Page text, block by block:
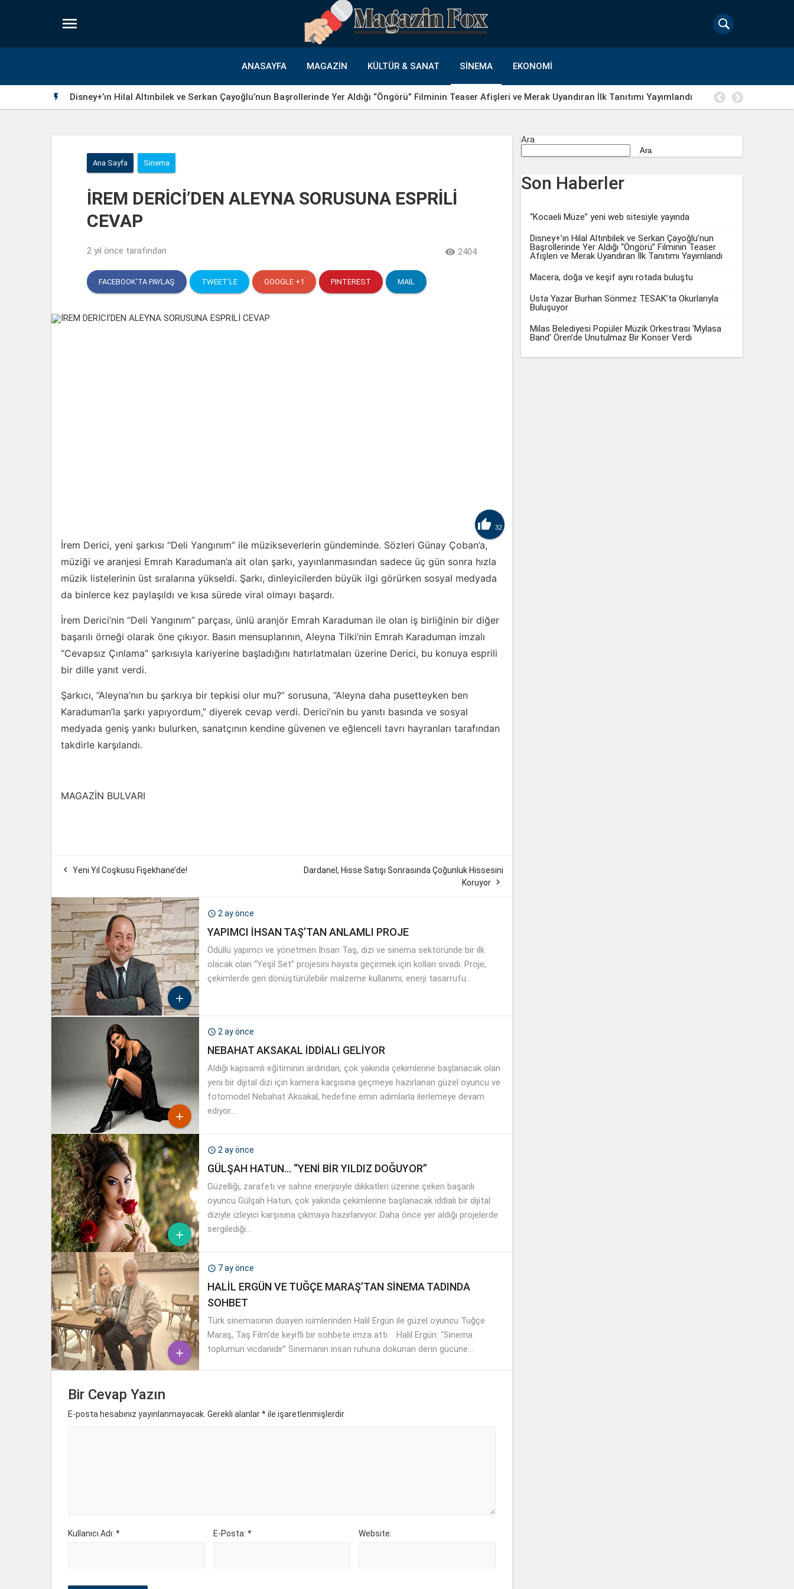

ANASAYFA MAGAZIN KÜLTÜR & SANAT SINEMA EKONOMI
 Disney+’ın Hilal Altınbilek ve Serkan Çayoğlu’nun Başrollerinde Yer Aldığı “Öngörü” Filminin Teaser Afişleri ve Merak Uyandıran İlk Tanıtımı Yayımlandı
Ana Sayfa Sinema
İREM DERİCİ’DEN ALEYNA SORUSUNA ESPRİLİ
CEVAP
2 yıl önce tarafından  2404
FACEBOOK'TA PAYLAŞ TWEET'LE GOOGLE +1 PINTEREST MAIL
 32
İrem Derici, yeni şarkısı “Deli Yangınım” ile müzikseverlerin gündeminde. Sözleri Günay Çoban’a,
müziği ve aranjesi Emrah Karaduman’a ait olan şarkı, yayınlanmasından sadece üç gün sonra hızla
müzik listelerinin üst sıralarına yükseldi. Şarkı, dinleyicilerden büyük ilgi görürken sosyal medyada
da binlerce kez paylaşıldı ve kısa sürede viral olmayı başardı.
İrem Derici’nin “Deli Yangınım” parçası, ünlü aranjör Emrah Karaduman ile olan iş birliğinin bir diğer
başarılı örneği olarak öne çıkıyor. Basın mensuplarının, Aleyna Tilki’nin Emrah Karaduman imzalı
“Cevapsız Çınlama” şarkısıyla kariyerine başladığını hatırlatmaları üzerine Derici, bu konuya esprili
bir dille yanıt verdi.
Şarkıcı, “Aleyna’nın bu şarkıya bir tepkisi olur mu?” sorusuna, “Aleyna daha pusetteyken ben
Karaduman’la şarkı yapıyordum,” diyerek cevap verdi. Derici’nin bu yanıtı basında ve sosyal
medyada geniş yankı bulurken, sanatçının kendine güvenen ve eğlenceli tavrı hayranları tarafından
takdirle karşılandı.
MAGAZİN BULVARI
 Yeni Yıl Coşkusu Fişekhane’de!
Dardanel, Hisse Satışı Sonrasında Çoğunluk Hissesini
Koruyor 

 2 ay önce
YAPIMCI İHSAN TAŞ’TAN ANLAMLI PROJE
Ödüllü yapımcı ve yönetmen İhsan Taş, dizi ve sinema sektöründe bir ilk
olacak olan “Yeşil Set” projesini hayata geçirmek için kolları sıvadı. Proje,
çekimlerde geri dönüştürülebilir malzeme kullanımı, enerji tasarrufu...

 2 ay önce
NEBAHAT AKSAKAL İDDİALI GELİYOR
Aldığı kapsamlı eğitiminin ardından, çok yakında çekimlerine başlanacak olan
yeni bir dijital dizi için kamera karşısına geçmeye hazırlanan güzel oyuncu ve
fotomodel Nebahat Aksakal, hedefine emin adımlarla ilerlemeye devam
ediyor....

 2 ay önce
GÜLŞAH HATUN… “YENİ BİR YILDIZ DOĞUYOR”
Güzelliği, zarafeti ve sahne enerjisiyle dikkatleri üzerine çeken başarılı
oyuncu Gülşah Hatun, çok yakında çekimlerine başlanacak iddialı bir dijital
diziyle izleyici karşısına çıkmaya hazırlanıyor. Daha önce yer aldığı projelerde
sergilediği...

 7 ay önce
HALİL ERGÜN VE TUĞÇE MARAŞ’TAN SİNEMA TADINDA
SOHBET
Türk sinemasının duayen isimlerinden Halil Ergün ile güzel oyuncu Tuğçe
Maraş, Taş Film’de keyifli bir sohbete imza attı. Halil Ergün: “Sinema
toplumun vicdanıdır” Sinemanın insan ruhuna dokunan derin gücüne...
Bir Cevap Yazın
E-posta hesabınız yayınlanmayacak. Gerekli alanlar*ile işaretlenmişlerdir
Kullanıcı Adı: * E-Posta: * Website:
Ara
Ara
Son Haberler
“Kocaeli Müze” yeni web sitesiyle yayında
Disney+’ın Hilal Altınbilek ve Serkan Çayoğlu’nun
Başrollerinde Yer Aldığı “Öngörü” Filminin Teaser
Afişleri ve Merak Uyandıran İlk Tanıtımı Yayımlandı
Macera, doğa ve keşif aynı rotada buluştu
Usta Yazar Burhan Sönmez TESAK’ta Okurlarıyla
Buluşuyor
Milas Belediyesi Popüler Müzik Orkestrası ‘Mylasa
Band’ Ören’de Unutulmaz Bir Konser Verdi